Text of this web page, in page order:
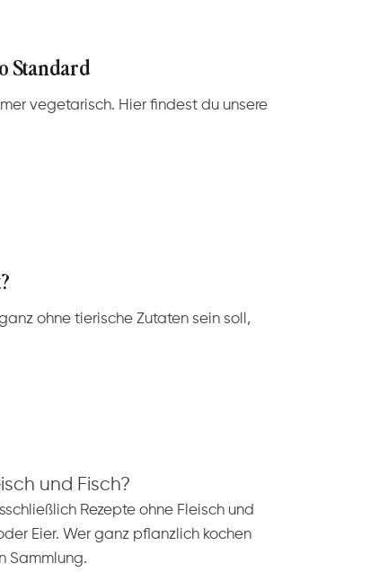
Standard
vegetarisch. Hier findest du unsere
ohne tierische Zutaten sein soll,
und Fisch?
Rezepte ohne Fleisch und
Eier. Wer ganz pflanzlich kochen
Sammlung.